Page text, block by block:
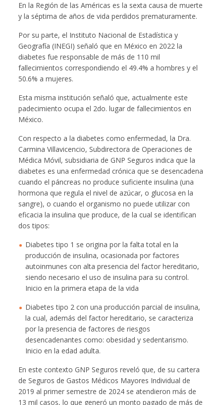
En la Región de las Américas es la sexta causa de muerte
y la séptima de años de vida perdidos prematuramente.
Por su parte, el Instituto Nacional de Estadística y
Geografía (INEGI) señaló que en México en 2022 la
diabetes fue responsable de más de 110 mil
fallecimientos correspondiendo el 49.4% a hombres y el
50.6% a mujeres.
Esta misma institución señaló que, actualmente este
padecimiento ocupa el 2do. lugar de fallecimientos en
México.
Con respecto a la diabetes como enfermedad, la Dra.
Carmina Villavicencio, Subdirectora de Operaciones de
Médica Móvil, subsidiaria de GNP Seguros indica que la
diabetes es una enfermedad crónica que se desencadena
cuando el páncreas no produce suficiente insulina (una
hormona que regula el nivel de azúcar, o glucosa en la
sangre), o cuando el organismo no puede utilizar con
eficacia la insulina que produce, de la cual se identifican
dos tipos:
Diabetes tipo 1 se origina por la falta total en la
producción de insulina, ocasionada por factores
autoinmunes con alta presencia del factor hereditario,
siendo necesario el uso de insulina para su control.
Inicio en la primera etapa de la vida
Diabetes tipo 2 con una producción parcial de insulina,
la cual, además del factor hereditario, se caracteriza
por la presencia de factores de riesgos
desencadenantes como: obesidad y sedentarismo.
Inicio en la edad adulta.
En este contexto GNP Seguros reveló que, de su cartera
de Seguros de Gastos Médicos Mayores Individual de
2019 al primer semestre de 2024 se atendieron más de
13 mil casos, lo que generó un monto pagado de más de